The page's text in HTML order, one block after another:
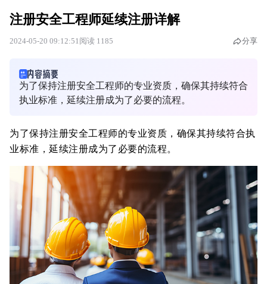
注册安全工程师延续注册详解
2024-05-20 09:12:51阅读 1185 分享
为了保持注册安全工程师的专业资质，确保其持续符合
执业标准，延续注册成为了必要的流程。
为了保持注册安全工程师的专业资质，确保其持续符合执
业标准，延续注册成为了必要的流程。